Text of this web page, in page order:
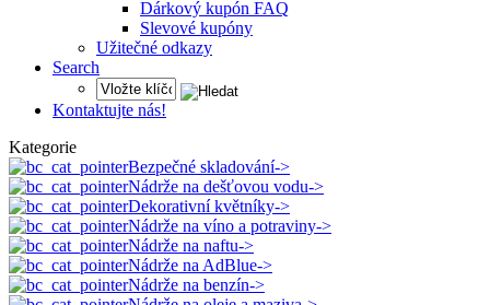
Dárkový kupón FAQ
Slevové kupóny
Užitečné odkazy
Search
Kontaktujte nás!
Kategorie
Bezpečné skladování->
Nádrže na dešťovou vodu->
Dekorativní květníky->
Nádrže na víno a potraviny->
Nádrže na naftu->
Nádrže na AdBlue->
Nádrže na benzín->